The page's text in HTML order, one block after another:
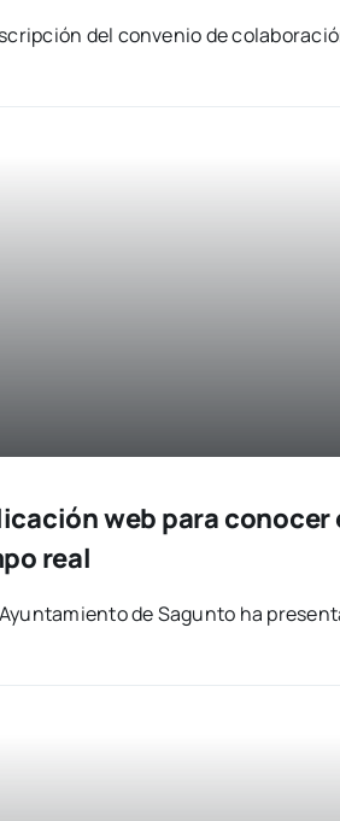
del con­ve­nio de
web para conocer
real
de Sagun­to ha